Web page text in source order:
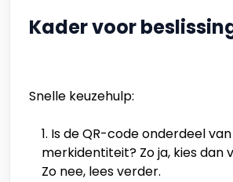
Kader voor
Snelle keuzehulp:
Is de QR-code onderdeel
merkidentiteit? Zo ja, kies dan
Zo nee, lees verder.